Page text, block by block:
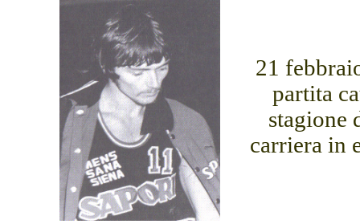
21
partita
stagione
carriera in